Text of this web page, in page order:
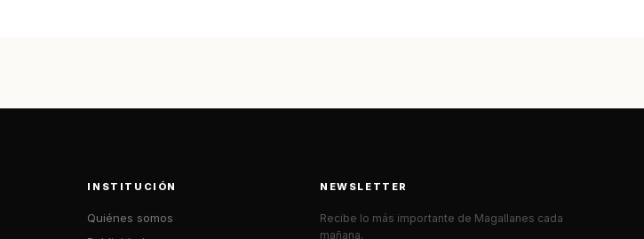
INSTITUCIÓN
Quiénes somos
NEWSLETTER
Recibe lo más importante de Magallanes cada
mañana.